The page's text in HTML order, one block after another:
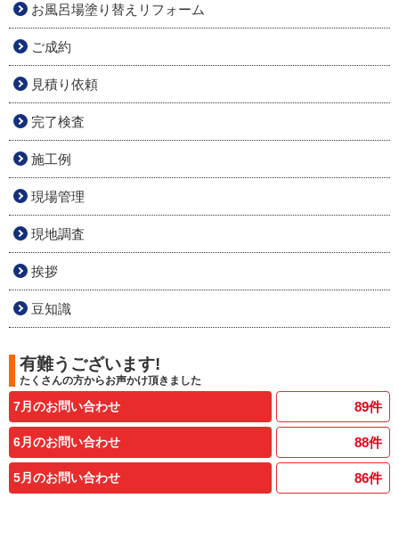
お風呂場塗り替えリフォーム
ご成約
見積り依頼
完了検査
施工例
現場管理
現地調査
挨拶
豆知識
有難うございます!
たくさんの方からお声かけ頂きました
7月のお問い合わせ 89件
6月のお問い合わせ 88件
5月のお問い合わせ 86件